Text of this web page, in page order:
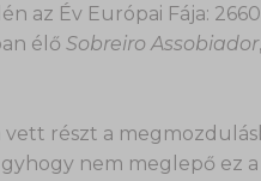
az Év Európai Fája:
élő Sobreiro Assobiador
vett részt a
nem meglepő ez